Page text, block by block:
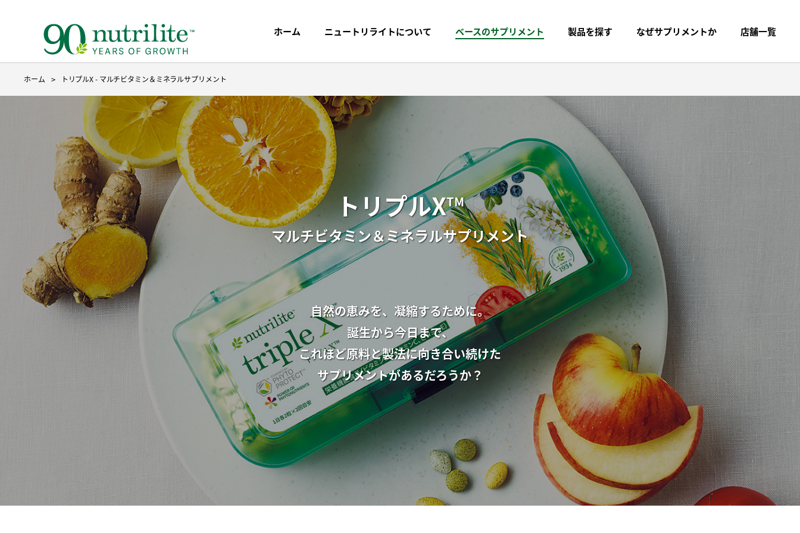
ホーム ニュートリライトについて
ニュートリライトについて トップ
３つのこだわり
種からサプリメントまでの
9ステップ
ブランドストーリー
ベースのサプリメント
ベースのサプリメント トップ
ベースのサプリメント
製品を探す
製品を探す
目的から探す
野菜や果物不足
たんぱく質補給
美容(髪・肌・爪など)が気になる方へ
若々しく過ごしたい
スマホを⻑時間使う
成分から探す
ファイトケミカルス
食物繊維
DHA/EPA
乳酸菌
製品名から探す
なぜサプリメントか 店舗一覧
ホーム トリプルX - マルチビタミン＆ミネラルサプリメント
トリプルXTM
マルチビタミン＆ミネラルサプリメント
自然の恵みを、凝縮するために。
誕生から今日まで、
これほど原料と製法に向き合い続けた
サプリメントがあるだろうか？